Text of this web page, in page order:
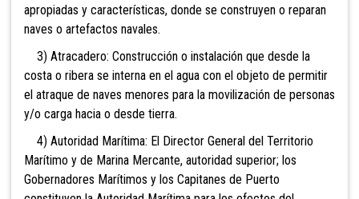
apropiadas y características, donde se construyen o reparan
naves o artefactos navales.
3) Atracadero: Construcción o instalación que desde la
costa o ribera se interna en el agua con el objeto de permitir
el atraque de naves menores para la movilización de personas
y/o carga hacia o desde tierra.
4) Autoridad Marítima: El Director General del Territorio
Marítimo y de Marina Mercante, autoridad superior; los
Gobernadores Marítimos y los Capitanes de Puerto